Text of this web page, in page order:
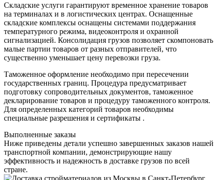
Складские услуги гарантируют временное хранение товаров
на терминалах и в логистических центрах. Оснащенные
складские комплексы оснащены системами поддержания
температурного режима, видеоконтроля и охранной
сигнализацией. Консолидация грузов позволяет скомпоновать
малые партии товаров от разных отправителей, что
существенно уменьшает цену перевозки груза.
Таможенное оформление необходимо при пересечении
государственных границ. Процедура предусматривает
подготовку сопроводительных документов, таможенное
декларирование товаров и процедуру таможенного контроля.
Для определенных категорий товаров необходимы
специальные разрешения и сертификаты .
Выполненные заказы
Ниже приведены детали успешно завершенных заказов нашей
транспортной компании, демонстрирующие нашу
эффективность и надежность в доставке грузов по всей
стране.